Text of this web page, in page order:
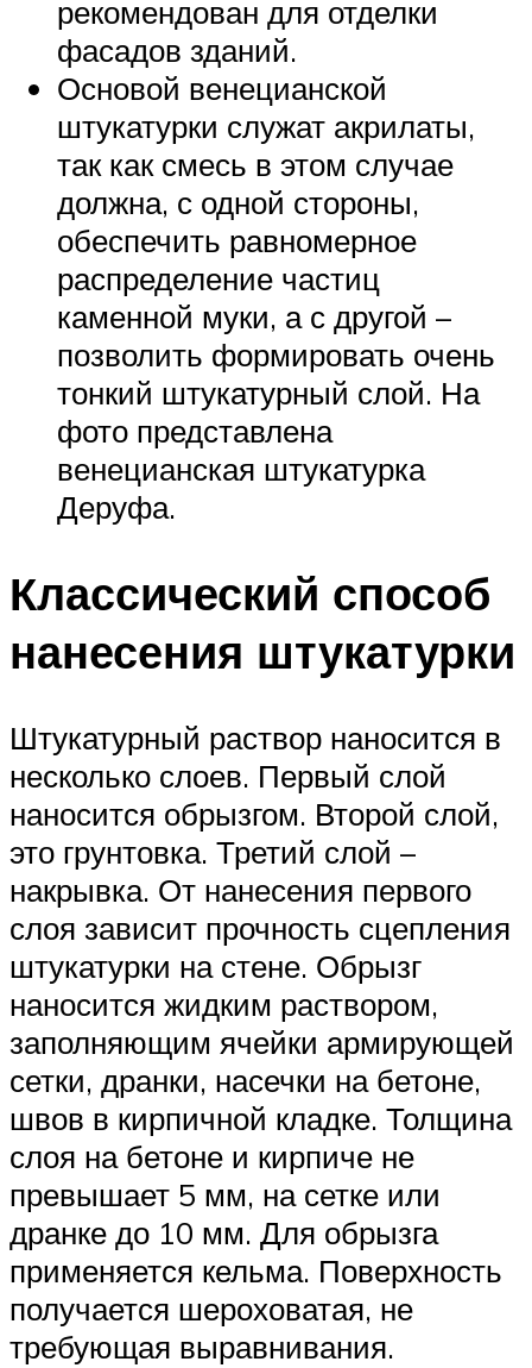
рекомендован для отделки
фасадов зданий.
Основой венецианской
штукатурки служат акрилаты,
так как смесь в этом случае
должна, с одной стороны,
обеспечить равномерное
распределение частиц
каменной муки, а с другой –
позволить формировать очень
тонкий штукатурный слой. На
фото представлена
венецианская штукатурка
Деруфа.
Классический способ
нанесения штукатурки
Штукатурный раствор наносится в
несколько слоев. Первый слой
наносится обрызгом. Второй слой,
это грунтовка. Третий слой –
накрывка. От нанесения первого
слоя зависит прочность сцепления
штукатурки на стене. Обрызг
наносится жидким раствором,
заполняющим ячейки армирующей
сетки, дранки, насечки на бетоне,
швов в кирпичной кладке. Толщина
слоя на бетоне и кирпиче не
превышает 5 мм, на сетке или
дранке до 10 мм. Для обрызга
применяется кельма. Поверхность
получается шероховатая, не
требующая выравнивания.